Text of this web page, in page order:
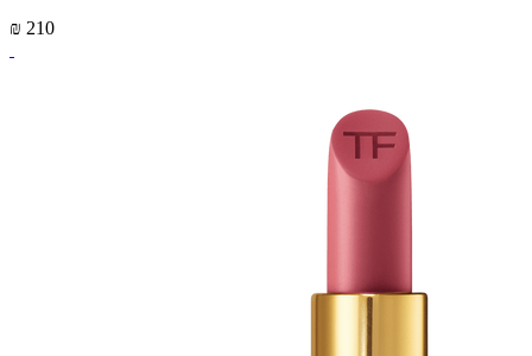
₪ 210